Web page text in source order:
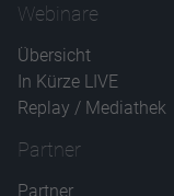
Webinare
Übersicht
In Kürze LIVE
Replay / Mediathek
Partner
Partner